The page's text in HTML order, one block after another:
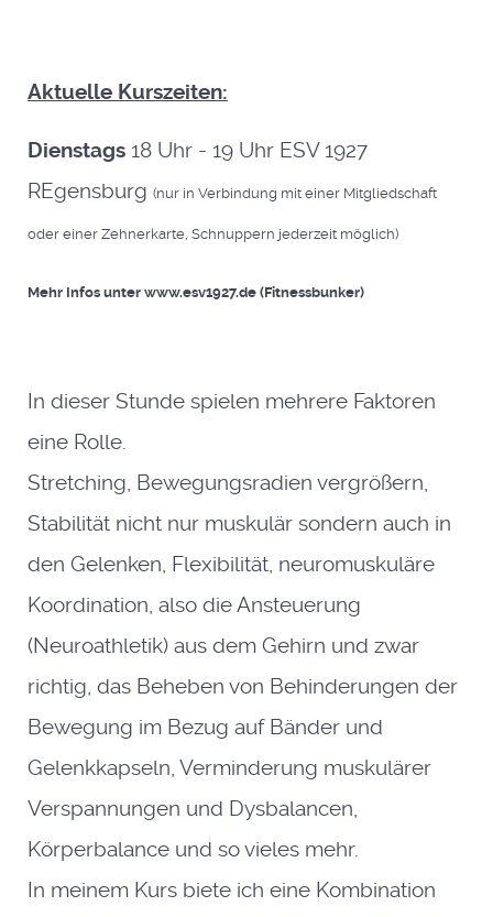
Aktuelle Kurszeiten:
Dienstags 18 Uhr - 19 Uhr ESV 1927
REgensburg (nur in Verbindung mit einer Mitgliedschaft
oder einer Zehnerkarte, Schnuppern jederzeit möglich)
Mehr Infos unter www.esv1927.de (Fitnessbunker)
In dieser Stunde spielen mehrere Faktoren
eine Rolle.
Stretching, Bewegungsradien vergrößern,
Stabilität nicht nur muskulär sondern auch in
den Gelenken, Flexibilität, neuromuskuläre
Koordination, also die Ansteuerung
(Neuroathletik) aus dem Gehirn und zwar
richtig, das Beheben von Behinderungen der
Bewegung im Bezug auf Bänder und
Gelenkkapseln, Verminderung muskulärer
Verspannungen und Dysbalancen,
Körperbalance und so vieles mehr.
In meinem Kurs biete ich eine Kombination